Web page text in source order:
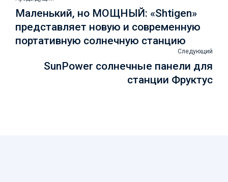
Маленький, но МОЩНЫЙ: «Shtigen»
представляет новую и современную
портативную солнечную станцию
Следующий
SunPower солнечные панели для
станции Фруктус